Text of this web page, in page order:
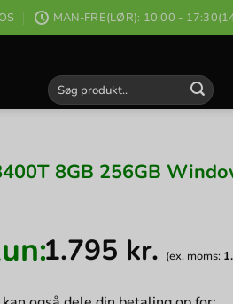
MAN-FRE(LØR): 10:00 -
Søg
efter:
8GB 256GB
1.795 kr. (ex. moms: